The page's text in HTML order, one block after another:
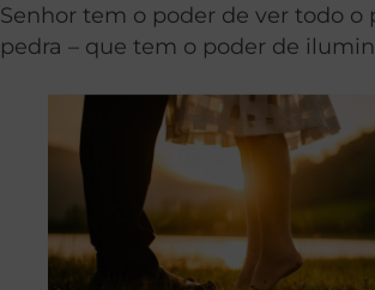
Senhor tem o poder de ver todo o
pedra – que tem o poder de